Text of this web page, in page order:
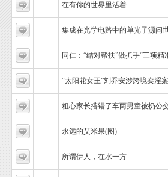
在有你的世界里活着
集成在光学电路中的单光子源问
同仁：“结对帮扶”做抓手“三项精
“太阳花女王”刘乔安涉跨境卖淫
粗心家长搭错了车两男童被扔公
永远的艾米果(图)
所谓伊人，在水一方